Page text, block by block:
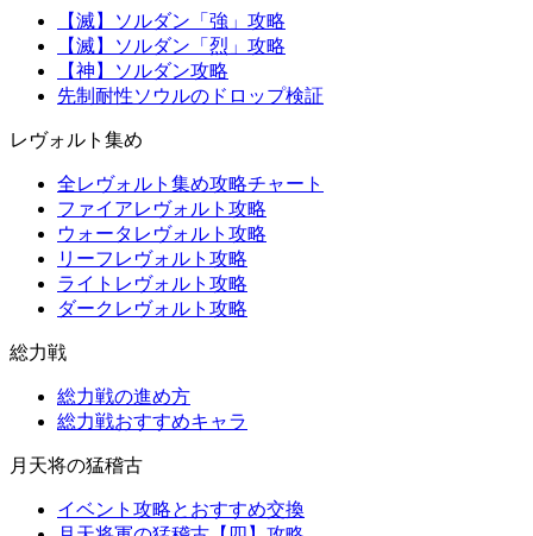
【滅】ソルダン「強」攻略
【滅】ソルダン「烈」攻略
【神】ソルダン攻略
先制耐性ソウルのドロップ検証
レヴォルト集め
全レヴォルト集め攻略チャート
ファイアレヴォルト攻略
ウォータレヴォルト攻略
リーフレヴォルト攻略
ライトレヴォルト攻略
ダークレヴォルト攻略
総力戦
総力戦の進め方
総力戦おすすめキャラ
月天将の猛稽古
イベント攻略とおすすめ交換